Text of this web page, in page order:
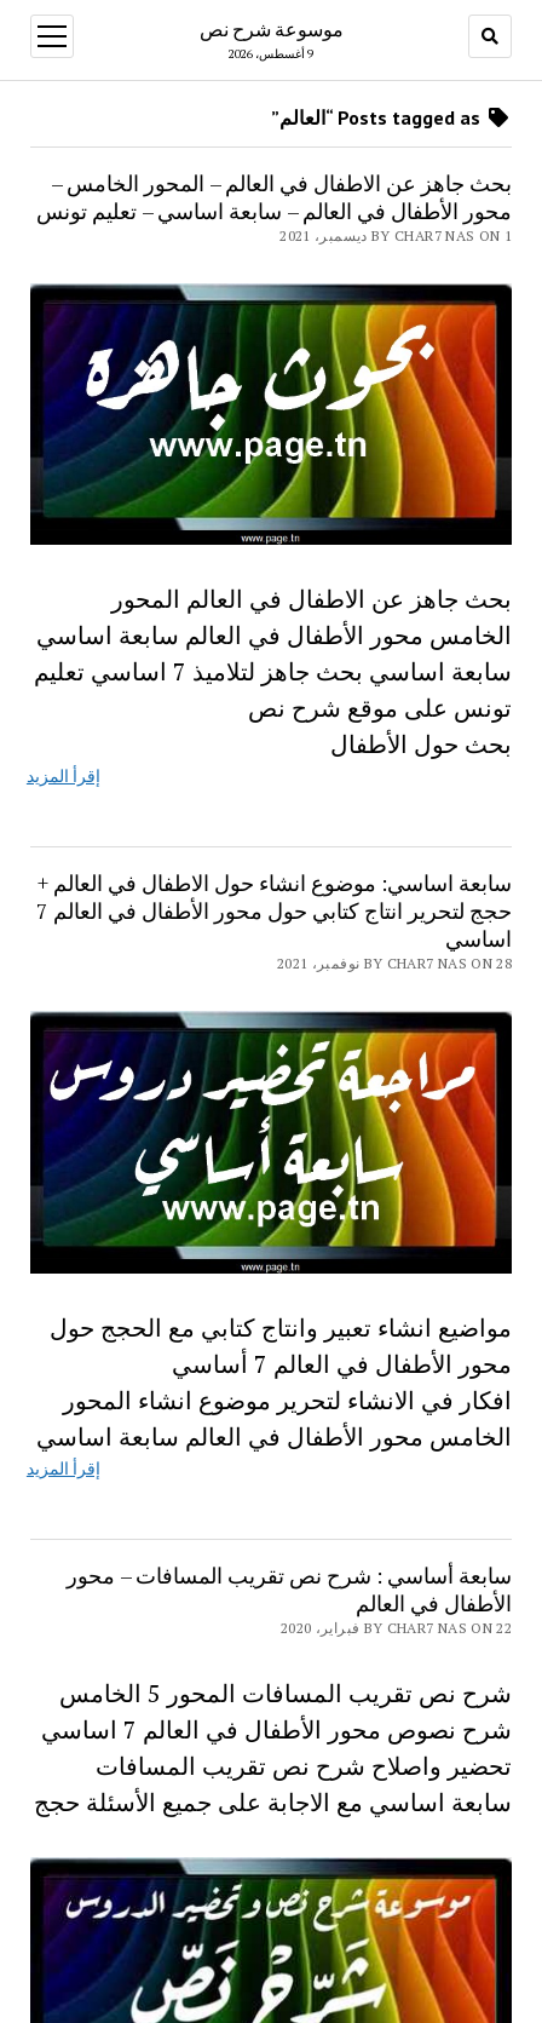
موسوعة شرح نص
9 أغسطس، 2026
open
menu
بحث جاهز عن الاطفال في العالم – المحور الخامس –
محور الأطفال في العالم – سابعة اساسي – تعليم تونس
BY CHAR7 NAS ON 1 ديسمبر، 2021
بحث جاهز عن الاطفال في العالم المحور
الخامس محور الأطفال في العالم سابعة اساسي
سابعة اساسي بحث جاهز لتلاميذ 7 اساسي تعليم
تونس على موقع شرح نص
بحث حول الأطفال
إقرأ المزيد
سابعة اساسي: موضوع انشاء حول الاطفال في العالم +
حجج لتحرير انتاج كتابي حول محور الأطفال في العالم 7
اساسي
BY CHAR7 NAS ON 28 نوفمبر، 2021
مواضيع انشاء تعبير وانتاج كتابي مع الحجج حول
محور الأطفال في العالم 7 أساسي
افكار في الانشاء لتحرير موضوع انشاء المحور
الخامس محور الأطفال في العالم سابعة اساسي
إقرأ المزيد
سابعة أساسي : شرح نص تقريب المسافات – محور
الأطفال في العالم
BY CHAR7 NAS ON 22 فبراير، 2020
شرح نص تقريب المسافات المحور 5 الخامس
شرح نصوص محور الأطفال في العالم 7 اساسي
تحضير واصلاح شرح نص تقريب المسافات
سابعة اساسي مع الاجابة على جميع الأسئلة حجج